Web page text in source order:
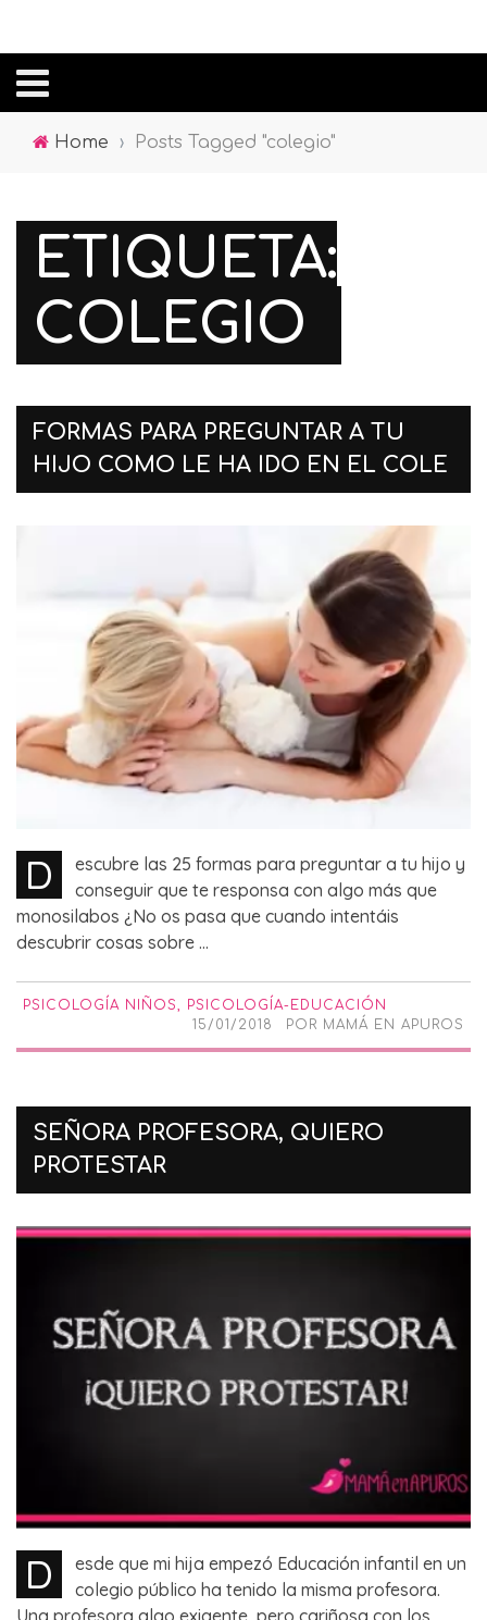
Home › Posts Tagged "colegio"
ETIQUETA:
COLEGIO
FORMAS PARA PREGUNTAR A TU
HIJO COMO LE HA IDO EN EL COLE
D
escubre las 25 formas para preguntar a tu hijo y
conseguir que te responsa con algo más que
monosilabos ¿No os pasa que cuando intentáis
descubrir cosas sobre ...
PSICOLOGÍA NIÑOS
PSICOLOGÍA-EDUCACIÓN
15/01/2018
POR MAMÁ EN APUROS
SEÑORA PROFESORA, QUIERO
PROTESTAR
D
esde que mi hija empezó Educación infantil en un
colegio público ha tenido la misma profesora.